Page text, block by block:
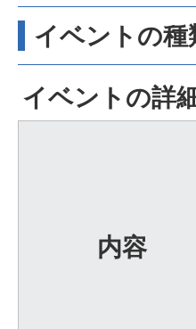
イベントの種
イベントの詳
内容